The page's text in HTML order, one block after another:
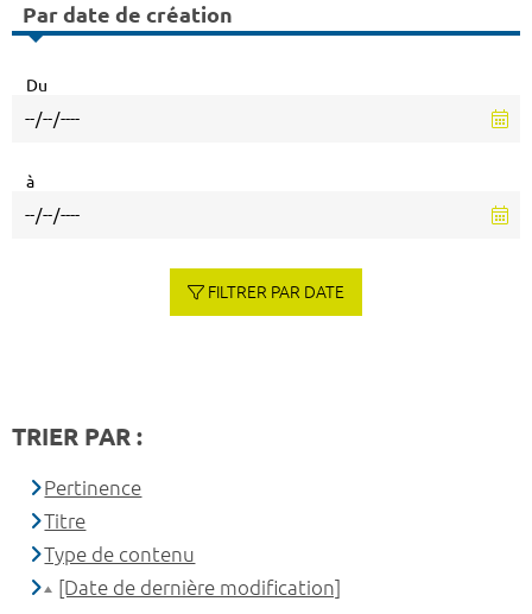
Par date de création
Du
à
FILTRER PAR DATE
TRIER PAR :
Pertinence
Titre
Type de contenu
[Date de dernière modification]